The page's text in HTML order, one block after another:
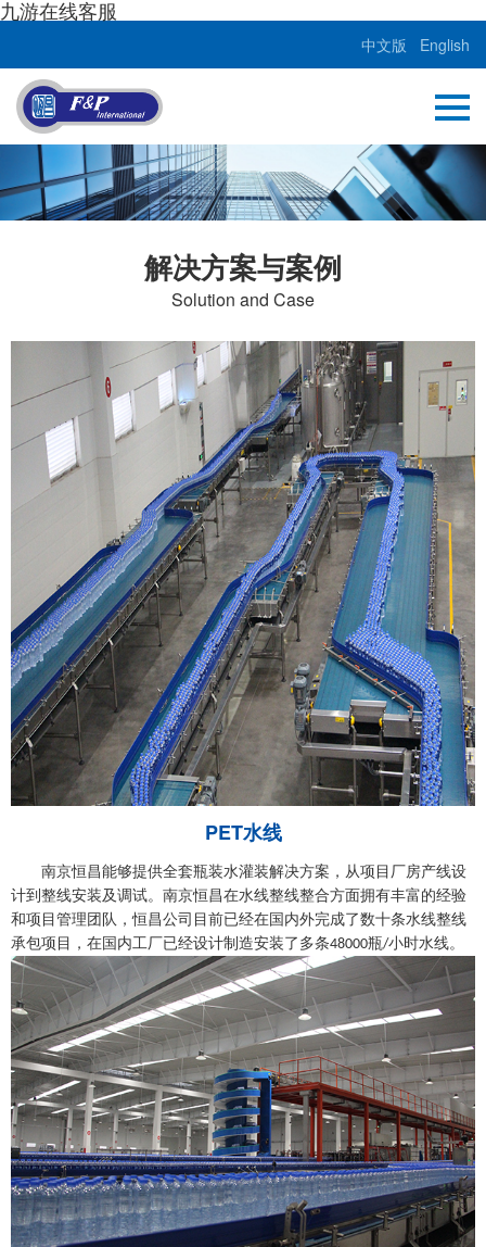
九游在线客服
中文版 English
解决方案与案例
Solution and Case
PET水线
南京恒昌能够提供全套瓶装水灌装解决方案，从项目厂房产线设
计到整线安装及调试。南京恒昌在水线整线整合方面拥有丰富的经验
和项目管理团队，恒昌公司目前已经在国内外完成了数十条水线整线
承包项目，在国内工厂已经设计制造安装了多条48000瓶/小时水线。